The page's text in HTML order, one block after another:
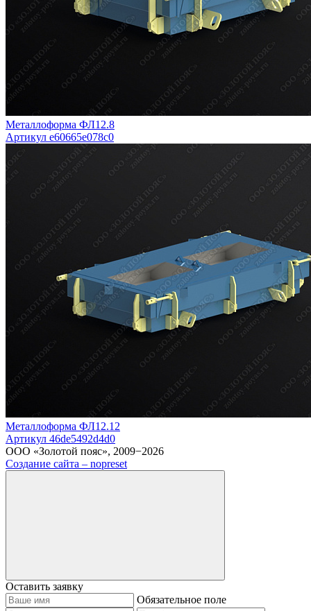
Металлоформа ФЛ12.8
Артикул e60665e078c0
Металлоформа ФЛ12.12
Артикул 46de5492d4d0
ООО «Золотой пояс», 2009−2026
Создание сайта – nopreset
Оставить заявку
Обязательное поле